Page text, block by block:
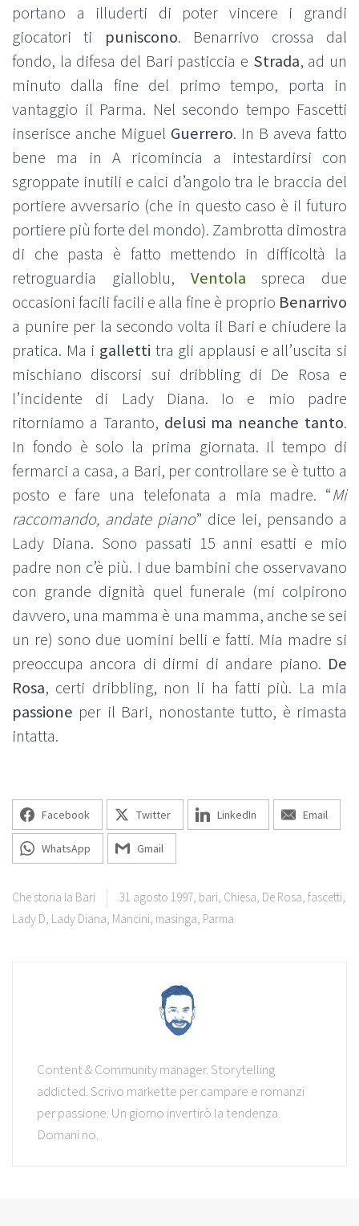
portano a illuderti di poter vincere i grandi
giocatori ti puniscono. Benarrivo crossa dal
fondo, la difesa del Bari pasticcia e Strada, ad un
minuto dalla fine del primo tempo, porta in
vantaggio il Parma. Nel secondo tempo Fascetti
inserisce anche Miguel Guerrero. In B aveva fatto
bene ma in A ricomincia a intestardirsi con
sgroppate inutili e calci d’angolo tra le braccia del
portiere avversario (che in questo caso è il futuro
portiere più forte del mondo). Zambrotta dimostra
di che pasta è fatto mettendo in difficoltà la
retroguardia gialloblu, Ventola spreca due
occasioni facili facili e alla fine è proprio Benarrivo
a punire per la secondo volta il Bari e chiudere la
pratica. Ma i galletti tra gli applausi e all’uscita si
mischiano discorsi sui dribbling di De Rosa e
l’incidente di Lady Diana. Io e mio padre
ritorniamo a Taranto, delusi ma neanche tanto.
In fondo è solo la prima giornata. Il tempo di
fermarci a casa, a Bari, per controllare se è tutto a
posto e fare una telefonata a mia madre. “Mi
raccomando, andate piano” dice lei, pensando a
Lady Diana. Sono passati 15 anni esatti e mio
padre non c’è più. I due bambini che osservavano
con grande dignità quel funerale (mi colpirono
davvero, una mamma è una mamma, anche se sei
un re) sono due uomini belli e fatti. Mia madre si
preoccupa ancora di dirmi di andare piano. De
Rosa, certi dribbling, non li ha fatti più. La mia
passione per il Bari, nonostante tutto, è rimasta
intatta.
Facebook Twitter LinkedIn Email
WhatsApp Gmail
Che storia la Bari 31 agosto 1997, bari, Chiesa, De Rosa, fascetti,
Lady D, Lady Diana, Mancini, masinga, Parma
Content & Community manager. Storytelling
addicted. Scrivo markette per campare e romanzi
per passione. Un giorno invertirò la tendenza.
Domani no.